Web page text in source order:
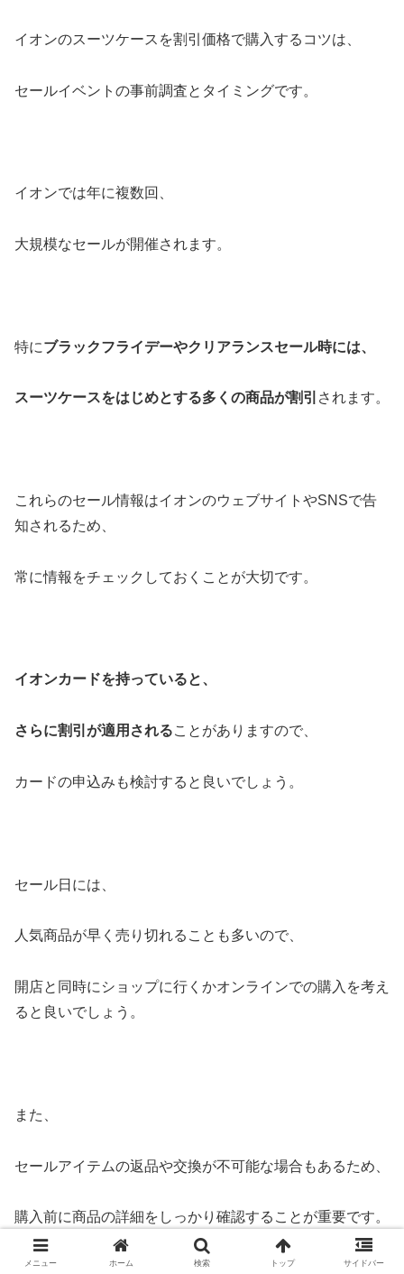
イオンのスーツケースを割引価格で購入するコツは、
セールイベントの事前調査とタイミングです。
イオンでは年に複数回、
大規模なセールが開催されます。
特にブラックフライデーやクリアランスセール時には、
スーツケースをはじめとする多くの商品が割引 されます。
これらのセール情報はイオンのウェブサイトやSNSで告
知されるため、
常に情報をチェックしておくことが大切です。
イオンカードを持っていると、
さらに割引が適用されることがありますので、
カードの申込みも検討すると良いでしょう。
セール日には、
人気商品が早く売り切れることも多いので、
開店と同時にショップに行くかオンラインでの購入を考え
ると良いでしょう。
また、
セールアイテムの返品や交換が不可能な場合もあるため、
購入前に商品の詳細をしっかり確認することが重要です。
メニュー ホーム 検索 トップ サイドバー